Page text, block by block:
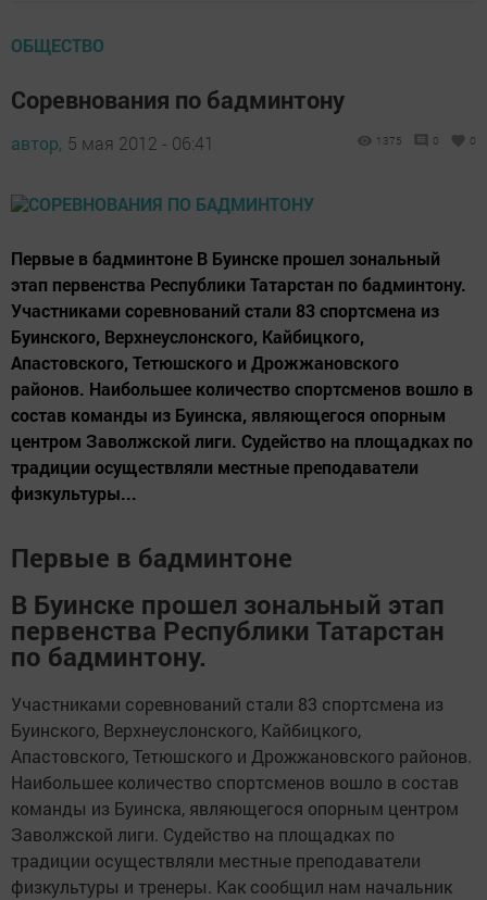
ОБЩЕСТВО
Соревнования по бадминтону
автор, 5 мая 2012 - 06:41 1375 0 0
Первые в бадминтоне В Буинске прошел зональный
этап первенства Республики Татарстан по бадминтону.
Участниками соревнований стали 83 спортсмена из
Буинского, Верхнеуслонского, Кайбицкого,
Апастовского, Тетюшского и Дрожжановского
районов. Наибольшее количество спортсменов вошло в
состав команды из Буинска, являющегося опорным
центром Заволжской лиги. Судейство на площадках по
традиции осуществляли местные преподаватели
физкультуры...
Первые в бадминтоне
В Буинске прошел зональный этап
первенства Республики Татарстан
по бадминтону.
Участниками соревнований стали 83 спортсмена из
Буинского, Верхнеуслонского, Кайбицкого,
Апастовского, Тетюшского и Дрожжановского районов.
Наибольшее количество спортсменов вошло в состав
команды из Буинска, являющегося опорным центром
Заволжской лиги. Судейство на площадках по
традиции осуществляли местные преподаватели
физкультуры и тренеры. Как сообщил нам начальник